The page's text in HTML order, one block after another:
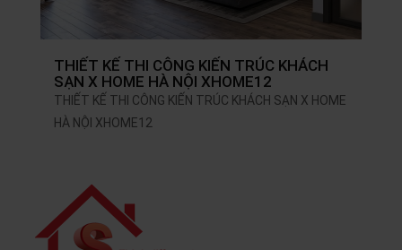
THIẾT KẾ THI CÔNG KIẾN TRÚC KHÁCH
SẠN X HOME HÀ NỘI XHOME12
THIẾT KẾ THI CÔNG KIẾN TRÚC KHÁCH SẠN X HOME
HÀ NỘI XHOME12